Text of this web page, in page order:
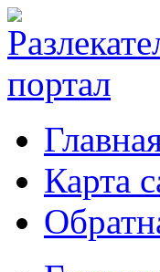
Карта